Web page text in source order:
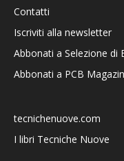
Contatti
Iscriviti alla newsletter
Abbonati a Selezione di
Abbonati a PCB
tecnichenuove.com
I libri Tecniche Nuove